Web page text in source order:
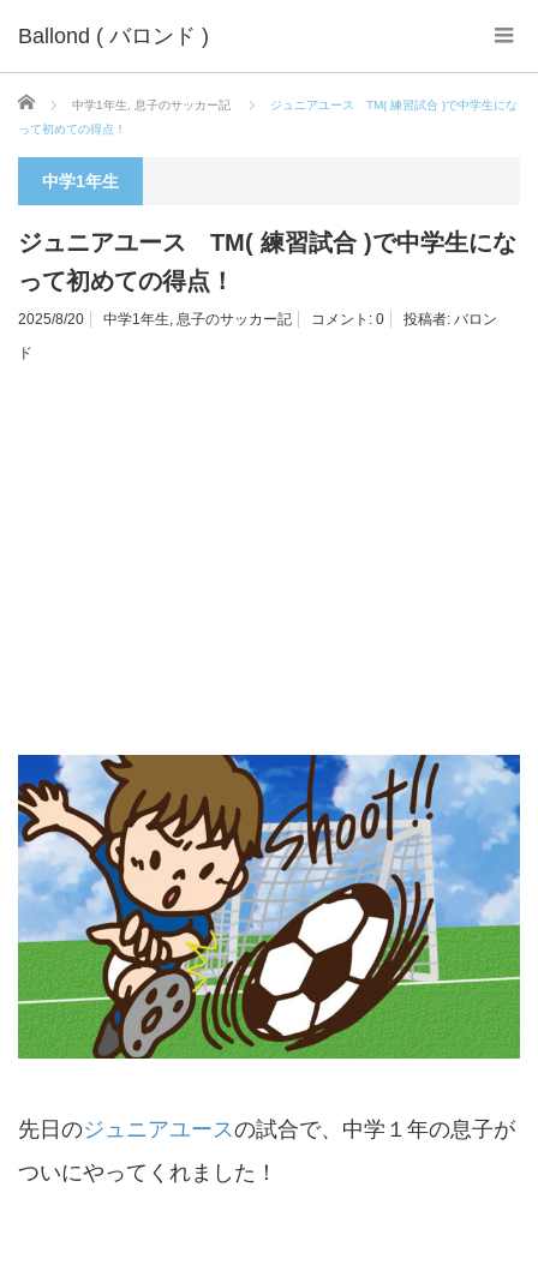
Ballond ( バロンド )
ホーム 中学1年生 息子のサッカー記
ジュニアユース TM( 練習試合 )で中学生にな
って初めての得点！
中学1年生
ジュニアユース TM( 練習試合 )で中学生にな
って初めての得点！
2025/8/20 中学1年生, 息子のサッカー記 コメント: 0 投稿者: バロン
ド
先日のジュニアユースの試合で、中学１年の息子が
ついにやってくれました！